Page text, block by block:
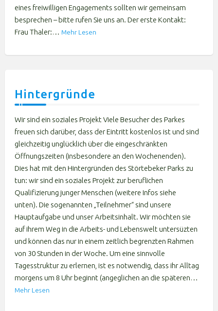
eines freiwilligen Engagements sollten wir gemeinsam
besprechen – bitte rufen Sie uns an. Der erste Kontakt:
Frau Thaler:… Mehr Lesen
Hintergründe
Wir sind ein soziales Projekt Viele Besucher des Parkes
freuen sich darüber, dass der Eintritt kostenlos ist und sind
gleichzeitig unglücklich über die eingeschränkten
Öffnungszeiten (insbesondere an den Wochenenden).
Dies hat mit den Hintergründen des Störtebeker Parks zu
tun: wir sind ein soziales Projekt zur beruflichen
Qualifizierung junger Menschen (weitere Infos siehe
unten). Die sogenannten „Teilnehmer“ sind unsere
Hauptaufgabe und unser Arbeitsinhalt. Wir möchten sie
auf ihrem Weg in die Arbeits- und Lebenswelt untersüzten
und können das nur in einem zeitlich begrenzten Rahmen
von 30 Stunden in der Woche. Um eine sinnvolle
Tagesstruktur zu erlernen, ist es notwendig, dass ihr Alltag
morgens um 8 Uhr beginnt (angeglichen an die späteren…
Mehr Lesen